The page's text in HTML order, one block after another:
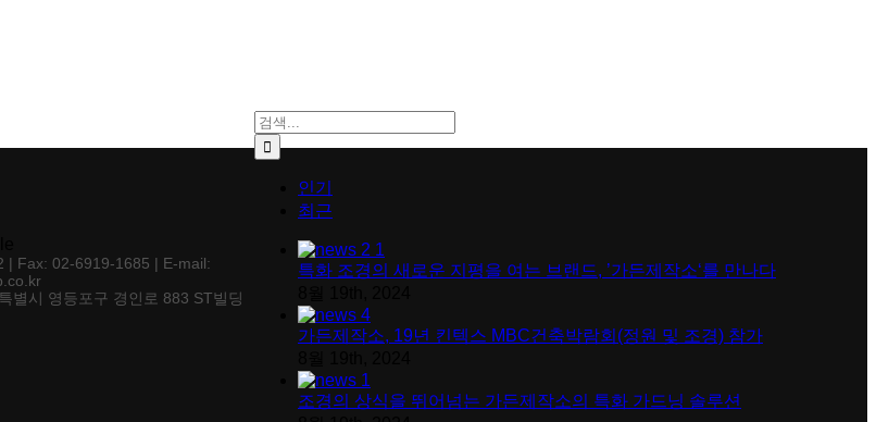
검색:
인기
최근
특화 조경의 새로운 지평을 여는 브랜드, ’가든제작소‘를 만나다
가든제작소, 19년 킨텍스 MBC건축박람회(정원 및 조경) 참가
조경의 상식을 뛰어넘는 가든제작소의 특화 가드닝 솔루션
| Fax: 02-6919-1685 | E-mail:
별시 영등포구 경인로 883 ST빌딩